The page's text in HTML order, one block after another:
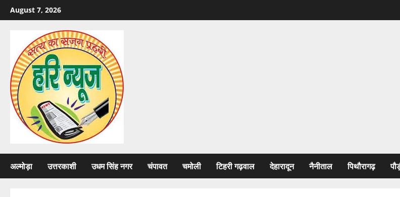
Skip
to
August 7, 2026
अल्मोड़ा उत्तरकाशी उधम सिंह नगर चंपावत चमोली टिहरी गढ़वाल देहारादून नैनीताल पिथौरागढ़